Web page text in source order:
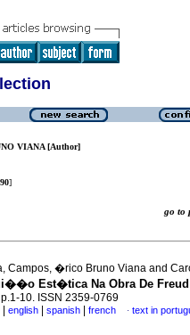
VIANA [Author]
]
go to
Campos, �rico Bruno Viana and
Est�tica Na Obra De Freud
10. ISSN 2359-0769
english spanish french · text in